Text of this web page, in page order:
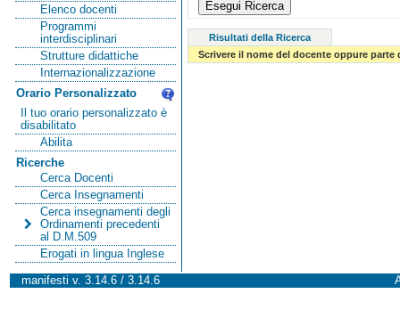
Elenco docenti
Programmi
interdisciplinari
Strutture didattiche
Internazionalizzazione
Orario Personalizzato
Il tuo orario personalizzato è
disabilitato
Abilita
Ricerche
Cerca Docenti
Cerca Insegnamenti
Cerca insegnamenti degli
Ordinamenti precedenti
al D.M.509
Erogati in lingua Inglese
Risultati della Ricerca
Scrivere il nome del docente oppure
manifesti v. 3.14.6 / 3.14.6